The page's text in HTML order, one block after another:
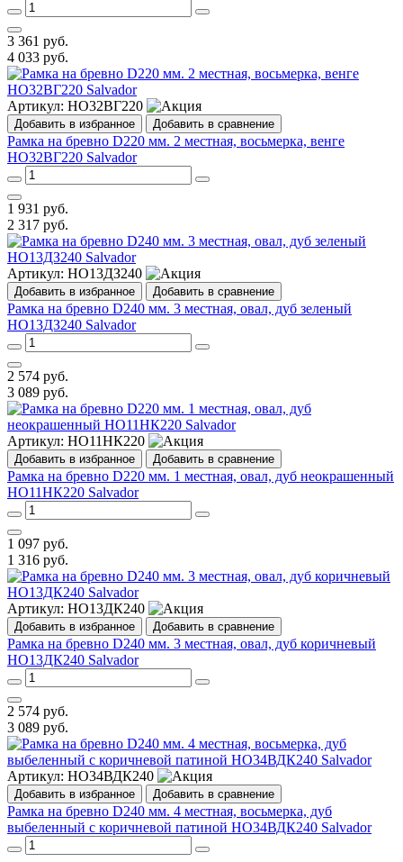
3 361 руб.
4 033 руб.
Артикул: НО32ВГ220
Добавить в избранное Добавить в сравнение
Рамка на бревно D220 мм. 2 местная, восьмерка, венге
НО32ВГ220 Salvador
1 931 руб.
2 317 руб.
Артикул: НО13ДЗ240
Добавить в избранное Добавить в сравнение
Рамка на бревно D240 мм. 3 местная, овал, дуб зеленый
НО13ДЗ240 Salvador
2 574 руб.
3 089 руб.
Артикул: НО11НК220
Добавить в избранное Добавить в сравнение
Рамка на бревно D220 мм. 1 местная, овал, дуб неокрашенный
НО11НК220 Salvador
1 097 руб.
1 316 руб.
Артикул: НО13ДК240
Добавить в избранное Добавить в сравнение
Рамка на бревно D240 мм. 3 местная, овал, дуб коричневый
НО13ДК240 Salvador
2 574 руб.
3 089 руб.
Артикул: НО34ВДК240
Добавить в избранное Добавить в сравнение
Рамка на бревно D240 мм. 4 местная, восьмерка, дуб
выбеленный с коричневой патиной НО34ВДК240 Salvador